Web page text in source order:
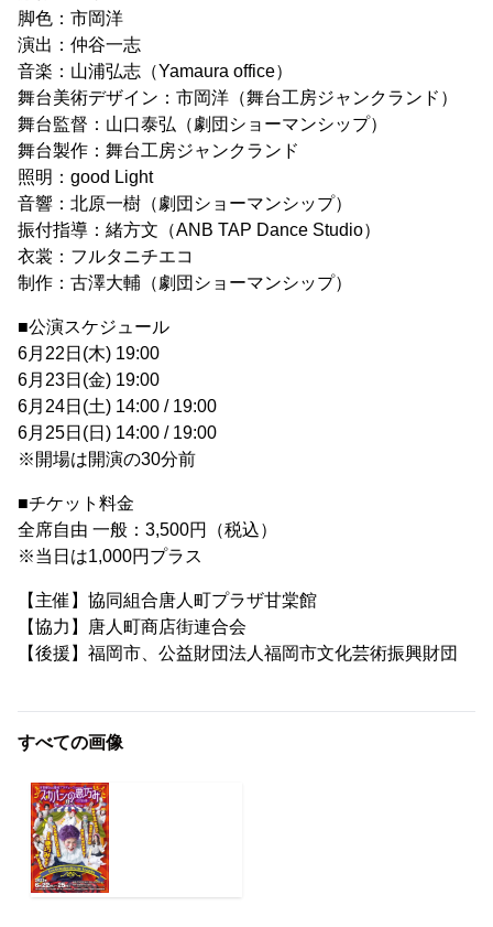
脚色：市岡洋
演出：仲谷一志
音楽：山浦弘志（Yamaura office）
舞台美術デザイン：市岡洋（舞台工房ジャンクランド）
舞台監督：山口泰弘（劇団ショーマンシップ）
舞台製作：舞台工房ジャンクランド
照明：good Light
音響：北原一樹（劇団ショーマンシップ）
振付指導：緒方文（ANB TAP Dance Studio）
衣裳：フルタニチエコ
制作：古澤大輔（劇団ショーマンシップ）
■公演スケジュール
6月22日(木) 19:00
6月23日(金) 19:00
6月24日(土) 14:00 / 19:00
6月25日(日) 14:00 / 19:00
※開場は開演の30分前
■チケット料金
全席自由 一般：3,500円（税込）
※当日は1,000円プラス
【主催】協同組合唐人町プラザ甘棠館
【協力】唐人町商店街連合会
【後援】福岡市、公益財団法人福岡市文化芸術振興財団
すべての画像